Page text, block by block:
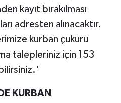
kayıt bırakılması
adresten alınacaktır.
kurban çukuru
talepleriniz için 153
KURBAN